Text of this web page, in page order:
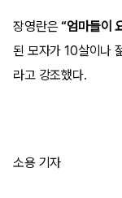
장영란은“엄마들이
된 모자가 10살이나
라고 강조했다.
소용 기자